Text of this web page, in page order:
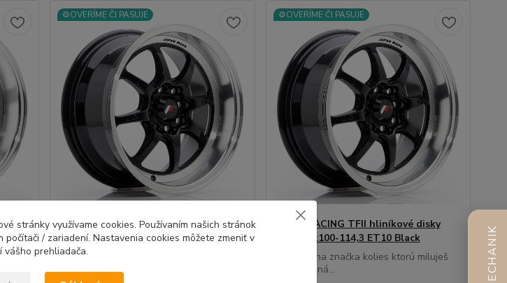
⚙️OVERÍME ČI PASUJE
JAPAN RACING TFII hliníkové disky
7,5x15 4x100-108 ET30 Black
Legendárna značka kolies ktorú miluješ
alebo nezná...
⚙️OVERÍME ČI PASUJE
JAPAN RACING TFII hliníkové disky
7,5x15 4x100-114,3 ET10 Black
Legendárna značka kolies ktorú miluješ
alebo nezná...
stránky využívame cookies. Používaním našich stránok
/ zariadení. Nastavenia cookies môžete zmeniť v
vášho prehliadača.